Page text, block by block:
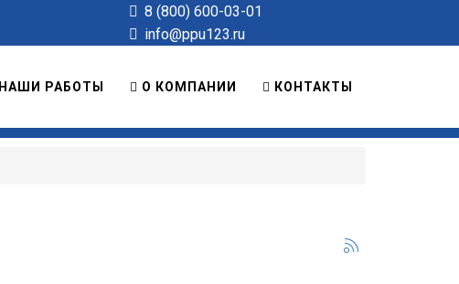
8 (800) 600-03-01
info@ppu123.ru
НАШИ РАБОТЫ О КОМПАНИИ КОНТАКТЫ